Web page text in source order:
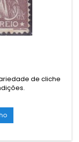
de cliche